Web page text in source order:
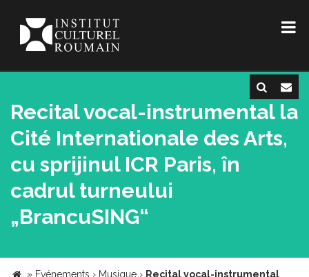
Recital vocal-instrumental la
Cité Internationale des Arts,
cu sprijinul ICR Paris, în
cadrul turneului
„BrancuSING“
» Evénements › Musique › Recital vocal-instrumental